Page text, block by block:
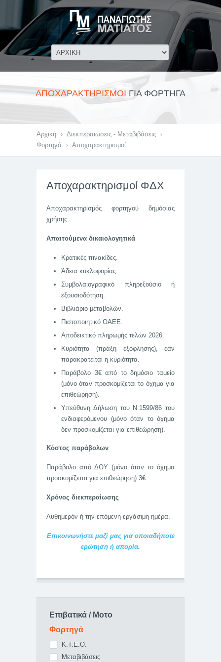
ΑΠΟΧΑΡΑΚΤΗΡΙΣΜΟΙ ΓΙΑ ΦΟΡΤΗΓΑ
Αρχική › Διεκπεραιώσεις - Μεταβιβάσεις
›
Φορτηγά
› Αποχαρακτηρισμοί
Αποχαρακτηρισμοί ΦΔΧ
Αποχαρακτηρισμός φορτηγού δημόσιας
χρήσης.
Απαιτούμενα δικαιολογητικά
Κρατικές πινακίδες.
Άδεια κυκλοφορίας.
Συμβολαιογραφικό πληρεξούσιο ή
εξουσιοδότηση.
Βιβλιάριο μεταβολών.
Πιστοποιητικό ΟΑΕΕ.
Αποδεικτικό πληρωμής τελών 2026.
Κυριότητα (πράξη εξόφλησης), εάν
παρακρατείται η κυριότητα.
Παράβολο 3€ από το δημόσιο ταμείο
(μόνο όταν προσκομίζεται το όχημα για
επιθεώρηση).
Υπεύθυνη Δήλωση του Ν.1599/86 του
ενδιαφερόμενου (μόνο όταν το όχημα
δεν προσκομίζεται για επιθεώρηση).
Κόστος παράβολων
Παράβολο από ΔΟΥ (μόνο όταν το όχημα
προσκομίζεται για επιθεώρηση) 3€.
Χρόνος διεκπεραίωσης
Αυθημερόν ή την επόμενη εργάσιμη ημέρα.
Επικοινωνήστε μαζί μας για οποιαδήποτε
ερώτηση ή απορία.
Επιβατικά / Μοτο
Φορτηγά
Κ.Τ.Ε.Ο.
Μεταβιβάσεις